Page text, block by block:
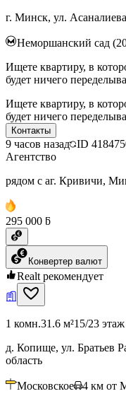
г. Минск, ул.
Неморшанский сад
Ищете квартиру, в
будет ничего
Ищете квартиру, в
будет ничего
Контакты
9 часов назад ID
Агентство
рядом с аг. Кривичи,
295 000 ƃ
Конвертер валют
Realt рекомендует
1 комн.31.6 м²15/23 этаж
д. Копище, ул. Братьев
область
Московское 4 км от